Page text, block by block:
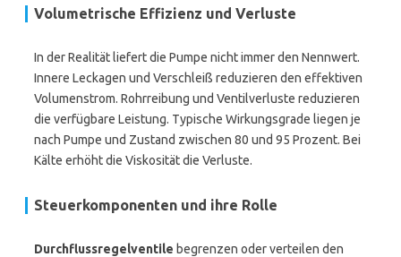
Volumetrische Effizienz und Verluste
In der Realität liefert die Pumpe nicht immer den Nennwert.
Innere Leckagen und Verschleiß reduzieren den effektiven
Volumenstrom. Rohrreibung und Ventilverluste reduzieren
die verfügbare Leistung. Typische Wirkungsgrade liegen je
nach Pumpe und Zustand zwischen 80 und 95 Prozent. Bei
Kälte erhöht die Viskosität die Verluste.
Steuerkomponenten und ihre Rolle
Durchflussregelventile begrenzen oder verteilen den